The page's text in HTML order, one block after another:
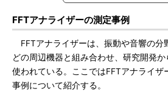
FFTアナライザーの測定事例
FFTアナライザーは、振動や音響の分
どの周辺機器と組み合わせ、研究開発か
使われている。ここではFFTアナライザ
事例について紹介する。